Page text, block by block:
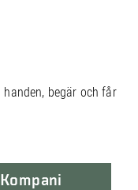
handen, begär och får
Kompani